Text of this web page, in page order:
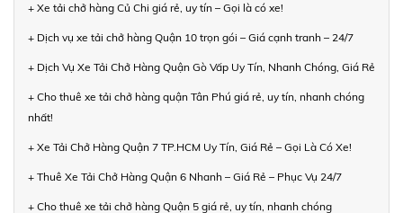
+ Xe tải chở hàng Củ Chi giá rẻ, uy tín – Gọi là có xe!
+ Dịch vụ xe tải chở hàng Quận 10 trọn gói – Giá cạnh tranh – 24/7
+ Dịch Vụ Xe Tải Chở Hàng Quận Gò Vấp Uy Tín, Nhanh Chóng, Giá Rẻ
+ Cho thuê xe tải chở hàng quận Tân Phú giá rẻ, uy tín, nhanh chóng
nhất!
+ Xe Tải Chở Hàng Quận 7 TP.HCM Uy Tín, Giá Rẻ – Gọi Là Có Xe!
+ Thuê Xe Tải Chở Hàng Quận 6 Nhanh – Giá Rẻ – Phục Vụ 24/7
+ Cho thuê xe tải chở hàng Quận 5 giá rẻ, uy tín, nhanh chóng